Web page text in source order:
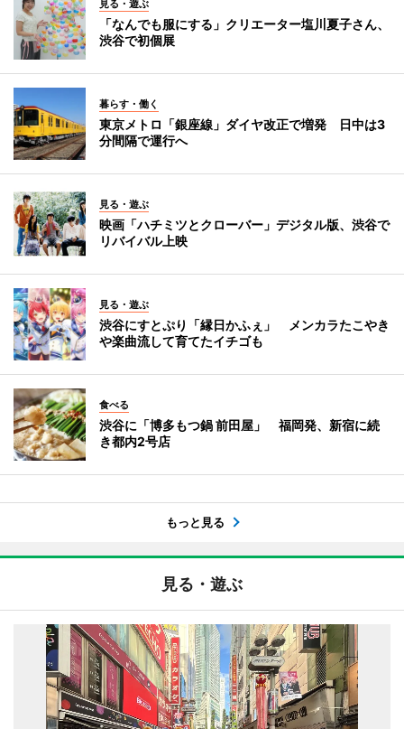
見る・遊ぶ
「なんでも服にする」クリエーター塩川夏子さん、
渋谷で初個展
暮らす・働く
東京メトロ「銀座線」ダイヤ改正で増発 日中は3
分間隔で運行へ
見る・遊ぶ
映画「ハチミツとクローバー」デジタル版、渋谷で
リバイバル上映
見る・遊ぶ
渋谷にすとぷり「縁日かふぇ」 メンカラたこやき
や楽曲流して育てたイチゴも
食べる
渋谷に「博多もつ鍋 前田屋」 福岡発、新宿に続
き都内2号店
もっと見る
見る・遊ぶ